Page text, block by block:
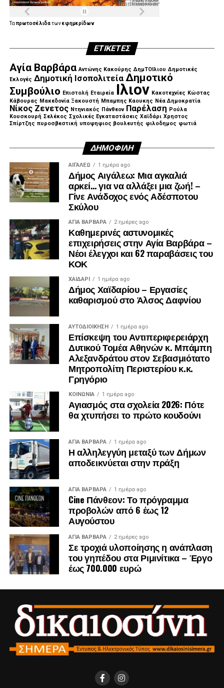
.
.
Ταπρωτοσέλιδατωνεφημερίδων
ΕΤΙΚΈΤΕΣ
Αγία Βαρβάρα Αντώνης Κακούρης ΔημΤΟΙλιου Δημοτικές
Εκλογές Δημοτική Ισοπολιτεία Δημοτικό
Συμβούλιο Επιστολή Εταιρεία Ιλιον Κακοτεχνίες Κώστας
Κάβουρας Μακεδονία Ξακουστή Μπαμπης Καουκης Νέα Δημοκρατία
Νίκος Ζενετος Ντηνιακός Πάνθεον Παρέλαση Ρούλα
Κουσκουρή Σελέκος Σχολικές Εγκαταστάσεις Χαϊδάρι Χρηστος
Σπίρτζης πυροσβεστική υποψηφιος βουλευτής φιλοδημος φωτιά
ΔΗΜΟΦΙΛΉ
ΑΙΓΑΛΕΩ 1 ημέρα ago
Δήμος Αιγάλεω: Μια αγκαλιά
αρκεί… για να αλλάξει μια ζωή! –
Γίνε Ανάδοχος ενός Αδέσποτου
Σκύλου
ΑΓΙΑ ΒΑΡΒΑΡΑ 2 ημέρες ago
Καθημερινές αστυνομικές
επιχειρήσεις στην Αγία Βαρβάρα –
Νέοι έλεγχοι και 62 παραβάσεις του
ΚΟΚ
ΧΑΪΔΑΡΙ 1 ημέρα ago
Δήμος Χαϊδαρίου – Εργασίες
καθαρισμού στο Άλσος Δαφνίου
ΑΥΤΟΔΙΟΊΚΗΣΗ 1 ημέρα ago
Επίσκεψη του Αντιπεριφερειάρχη
Δυτικού Τομέα Αθηνών κ. Μπάμπη
Αλεξανδράτου στον Σεβασμιότατο
Μητροπολίτη Περιστερίου κ.κ.
Γρηγόριο
ΚΟΙΝΩΝΊΑ 1 ημέρα ago
Αγιασμός στα σχολεία 2026: Πότε
θα χτυπήσει το πρώτο κουδούνι
ΑΓΙΑ ΒΑΡΒΑΡΑ 1 ημέρα ago
Η αλληλεγγύη μεταξύ των Δήμων
αποδεικνύεται στην πράξη
ΑΓΙΑ ΒΑΡΒΑΡΑ 1 ημέρα ago
Cine Πάνθεον: Το πρόγραμμα
προβολών από 6 έως 12
Αυγούστου
ΑΓΙΑ ΒΑΡΒΑΡΑ 2 ημέρες ago
Σε τροχιά υλοποίησης η ανάπλαση
του γηπέδου στα Ριμινίτικα – Έργο
έως 700.000 ευρώ